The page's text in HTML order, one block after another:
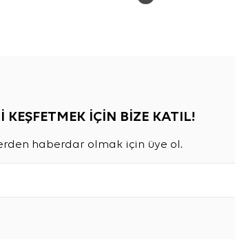
KEŞFETMEK İÇİN BİZE KATIL!
haberdar olmak için üye ol.